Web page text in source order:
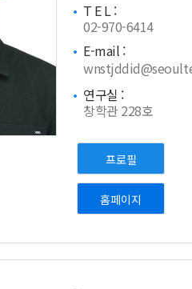
T E L :
02-970-6414
E-mail :
연구실 :
창학관 228호
프로필
홈페이지